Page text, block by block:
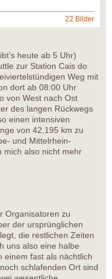
22 Bilder
heute ab 5 Uhr)
zur Station Cais do
Weg mit
dort ab 08:00 Uhr
von West nach Ost
des langen Rückwegs
einen intensiven
von 42,195 km zu
und Mittelrhein-
mich also nicht mehr
Organisatoren zu
der ursprünglichen
die restlichen Zeiten
uns also eine halbe
einem fast als nächtlich
schlafenden Ort sind